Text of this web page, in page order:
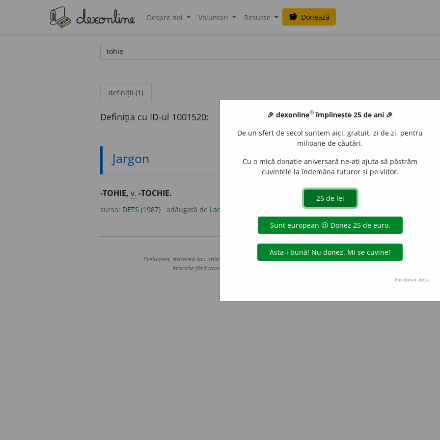
Despre noi Voluntari Resurse savings Donează
definiții (1)
Definiția cu ID-ul 1001520:
Jargon
-TOHIE, v. -TOCHIE.
sursa: DETS (1987) adăugată de Ladislau Strifler
Copyright © 2004-2026 dexonline (https://dexonline.ro)
Preluarea, stocarea sau utilizarea datelor de pe acest site, inclusiv prin orice metode de extragere automată
interzise fără acordul nostru prealabil scris, cu excepția seturilor de date oferite oficial spre utilizare
Hosterion
🎉 dexonline® împlinește 25 de ani 🎉
De un sfert de secol suntem aici, gratuit, zi de zi, pentru
milioane de căutări.
Cu o mică donație aniversară ne-ați ajuta să păstrăm
cuvintele la îndemâna tuturor și pe viitor.
Am donat deja.